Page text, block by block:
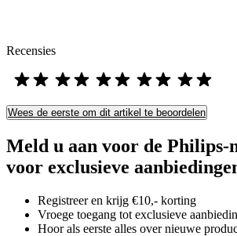
Recensies
Wees de eerste om dit artikel te beoordelen
Meld u aan voor de Philips-
voor exclusieve
Registreer en krijg €10,- korting
Vroege toegang tot exclusieve
Hoor als eerste alles over nieuwe